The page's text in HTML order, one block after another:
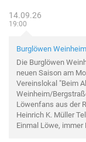
14.09.26
19:00
Burglöwen Weinheim
Die Burglöwen
neuen Saison am
Vereinslokal "Beim
Weinheim/
Löwenfans aus der
Heinrich K. Müller
Einmal Löwe, immer